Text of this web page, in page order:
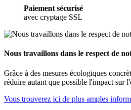
Paiement sécurisé
avec cryptage SSL
Nous travaillons dans le respect de
Grâce à des mesures écologiques
réduire autant que possible l'impact sur
Vous trouverez ici de plus amples